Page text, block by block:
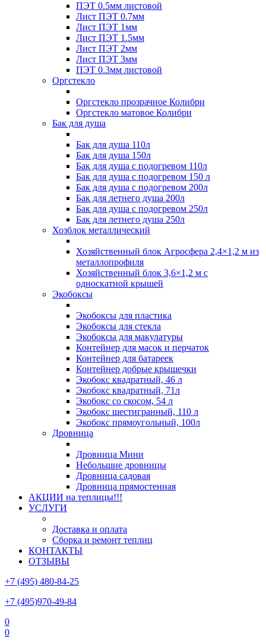
ПЭТ 0.5мм листовой
Лист ПЭТ 0.7мм
Лист ПЭТ 1мм
Лист ПЭТ 1.5мм
Лист ПЭТ 2мм
Лист ПЭТ 3мм
ПЭТ 0.3мм листовой
Оргстекло
Оргстекло прозрачное Колибри
Оргстекло матовое Колибри
Бак для душа
Бак для душа 110л
Бак для душа 150л
Бак для душа с подогревом 110л
Бак для душа с подогревом 150 л
Бак для душа с подогревом 200л
Бак для летнего душа 200л
Бак для душа с подогревом 250л
Бак для летнего душа 250л
Хозблок металлический
Хозяйственный блок Агросфера 2,4×1,2 м из
металлопрофиля
Хозяйственный блок 3,6×1,2 м с
односкатной крышей
Экобоксы
Экобоксы для пластика
Экобоксы для стекла
Экобоксы для макулатуры
Контейнер для масок и перчаток
Контейнер для батареек
Контейнер добрые крышечки
Экобокс квадратный, 46 л
Экобокс квадратный, 71л
Экобокс со скосом, 54 л
Экобокс шестигранный, 110 л
Экобокс прямоугольный, 100л
Дровница
Дровница Мини
Небольшие дровницы
Дровница садовая
Дровница прямостенная
АКЦИИ на теплицы!!!
УСЛУГИ
Доставка и оплата
Сборка и ремонт теплиц
КОНТАКТЫ
ОТЗЫВЫ
+7 (495) 480-84-25
+7 (495)970-49-84
0
0